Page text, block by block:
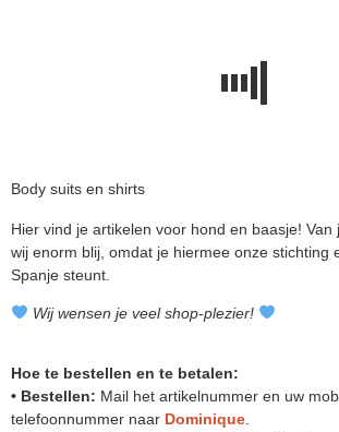
Body suits en shirts
Hier vind je artikelen voor hond en baasje! Van
wij enorm blij, omdat je hiermee onze stichting
Spanje steunt.
Wij wensen je veel shop-plezier!
Hoe te bestellen en te betalen:
• Bestellen: Mail het artikelnummer en uw
telefoonnummer naar Dominique.